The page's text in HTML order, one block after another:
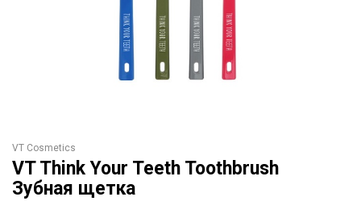
VT Cosmetics
VT Think Your Teeth Toothbrush
Зубная щетка